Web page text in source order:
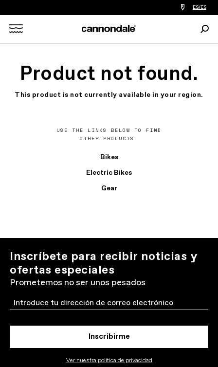
Encontrar
tiedas
bicicletas
de
ES/ES
Product not found.
This product is not currently available in your region.
USE THE LINKS BELOW TO FIND
OTHER PRODUCTS.
Bikes
Electric Bikes
Gear
Inscríbete para recibir noticias y
ofertas especiales
Prometemos no ser unos pesados
Email
Inscribirme
Ver nuestra politica de privacidad